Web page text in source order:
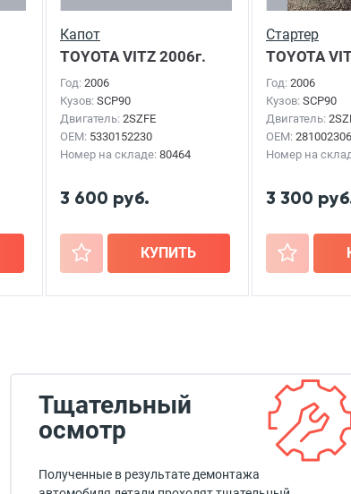
Капот
TOYOTA VITZ 2006г.
Год: 2006
Кузов: SCP90
Двигатель: 2SZFE
OEM: 5330152230
Номер на складе: 80464
3 600 руб.
+ КУПИТЬ
Стартер
TOYOTA
Год: 2006
Кузов: SCP90
Двигатель:
OEM:
Номер на
3 300
+
Тщательный
осмотр
Полученные в результате демонтажа